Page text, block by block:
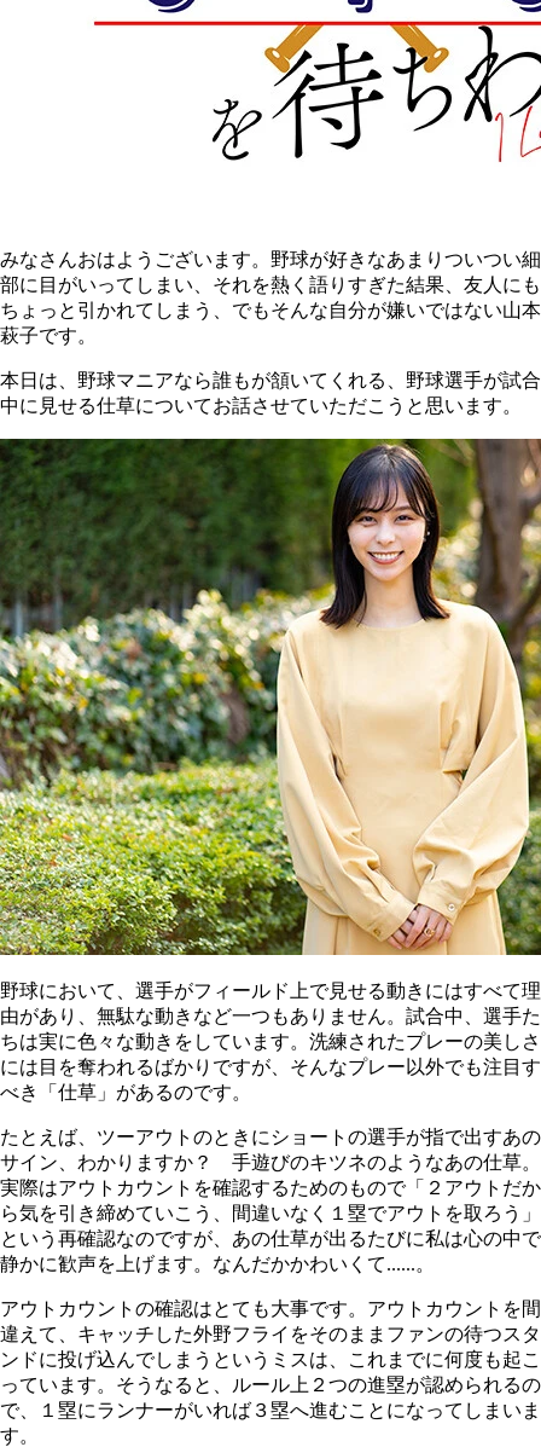
みなさんおはようございます。野球が好きなあまりついつい細
部に目がいってしまい、それを熱く語りすぎた結果、友人にも
ちょっと引かれてしまう、でもそんな自分が嫌いではない山本
萩子です。
本日は、野球マニアなら誰もが頷いてくれる、野球選手が試合
中に見せる仕草についてお話させていただこうと思います。
野球において、選手がフィールド上で見せる動きにはすべて理
由があり、無駄な動きなど一つもありません。試合中、選手た
ちは実に色々な動きをしています。洗練されたプレーの美しさ
には目を奪われるばかりですが、そんなプレー以外でも注目す
べき「仕草」があるのです。
たとえば、ツーアウトのときにショートの選手が指で出すあの
サイン、わかりますか？ 手遊びのキツネのようなあの仕草。
実際はアウトカウントを確認するためのもので「２アウトだか
ら気を引き締めていこう、間違いなく１塁でアウトを取ろう」
という再確認なのですが、あの仕草が出るたびに私は心の中で
静かに歓声を上げます。なんだかかわいくて......。
アウトカウントの確認はとても大事です。アウトカウントを間
違えて、キャッチした外野フライをそのままファンの待つスタ
ンドに投げ込んでしまうというミスは、これまでに何度も起こ
っています。そうなると、ルール上２つの進塁が認められるの
で、１塁にランナーがいれば３塁へ進むことになってしまいま
す。